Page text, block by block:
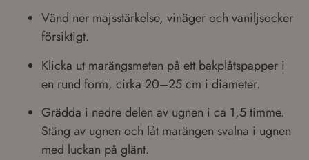
Vänd ner majsstärkelse, vinäger och vaniljsocker
försiktigt.
Klicka ut marängsmeten på ett bakplåtspapper i
en rund form, cirka 20–25 cm i diameter.
Grädda i nedre delen av ugnen i ca 1,5 timme.
Stäng av ugnen och låt marängen svalna i ugnen
med luckan på glänt.